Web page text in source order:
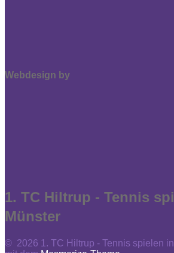
Webdesign by
1. TC Hiltrup - Tennis
Münster
© 2026 1. TC Hiltrup - Tennis spielen